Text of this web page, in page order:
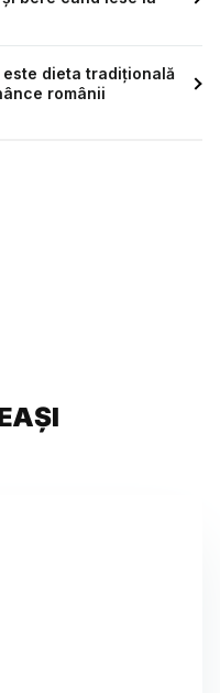
este dieta tradițională
românii